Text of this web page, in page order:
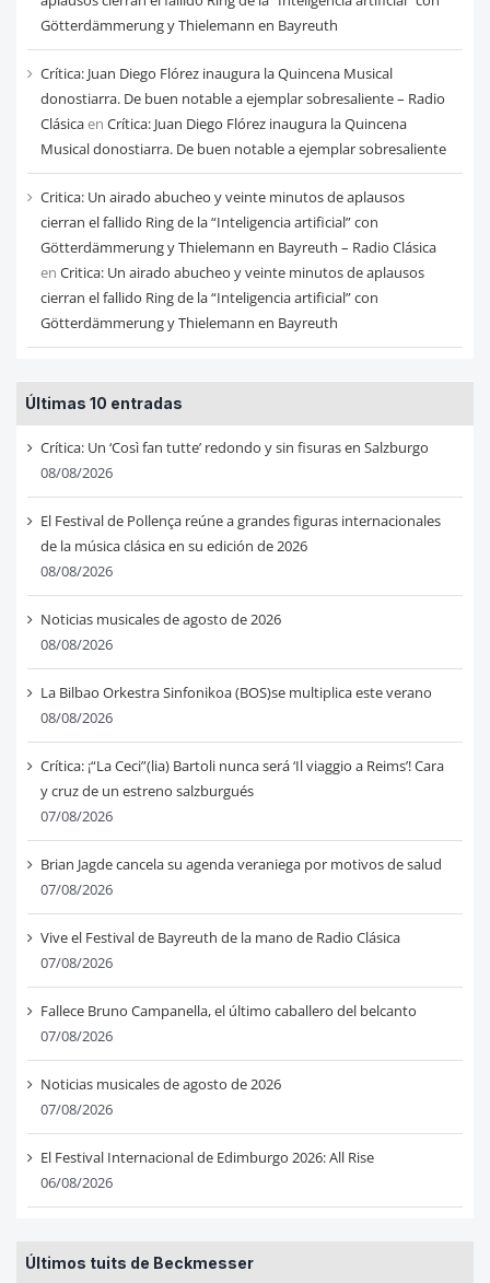
Götterdämmerung y Thielemann en Bayreuth
Crítica: Juan Diego Flórez inaugura la Quincena Musical
donostiarra. De buen notable a ejemplar sobresaliente – Radio
Clásicaen Crítica: Juan Diego Flórez inaugura la Quincena
Musical donostiarra. De buen notable a ejemplar sobresaliente
Critica: Un airado abucheo y veinte minutos de aplausos
cierran el fallido Ring de la “Inteligencia artificial” con
Götterdämmerung y Thielemann en Bayreuth – Radio Clásica
en Critica: Un airado abucheo y veinte minutos de aplausos
cierran el fallido Ring de la “Inteligencia artificial” con
Götterdämmerung y Thielemann en Bayreuth
Últimas 10 entradas
Crítica: Un ‘Così fan tutte’ redondo y sin fisuras en Salzburgo
08/08/2026
El Festival de Pollença reúne a grandes figuras internacionales
de la música clásica en su edición de 2026
08/08/2026
Noticias musicales de agosto de 2026
08/08/2026
La Bilbao Orkestra Sinfonikoa (BOS)se multiplica este verano
08/08/2026
Crítica: ¡“La Ceci”(lia) Bartoli nunca será ‘Il viaggio a Reims’! Cara
y cruz de un estreno salzburgués
07/08/2026
Brian Jagde cancela su agenda veraniega por motivos de salud
07/08/2026
Vive el Festival de Bayreuth de la mano de Radio Clásica
07/08/2026
Fallece Bruno Campanella, el último caballero del belcanto
07/08/2026
Noticias musicales de agosto de 2026
07/08/2026
El Festival Internacional de Edimburgo 2026: All Rise
06/08/2026
Últimos tuits de Beckmesser